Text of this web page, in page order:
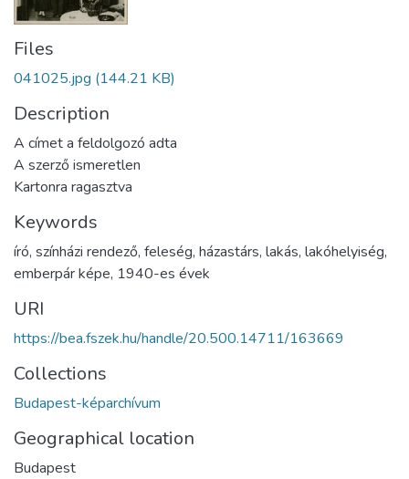
Files
041025.jpg (144.21 KB)
Description
A címet a feldolgozó adta
A szerző ismeretlen
Kartonra ragasztva
Keywords
író, színházi rendező, feleség, házastárs, lakás, lakóhelyiség,
emberpár képe, 1940-es évek
URI
https://bea.fszek.hu/handle/20.500.14711/163669
Collections
Budapest-képarchívum
Geographical location
Budapest